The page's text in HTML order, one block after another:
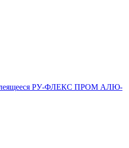
РУ-ФЛЕКС ПРОМ АЛЮ-